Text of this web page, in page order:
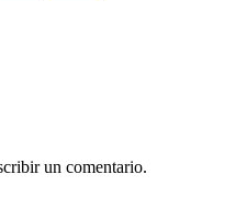
un comentario.